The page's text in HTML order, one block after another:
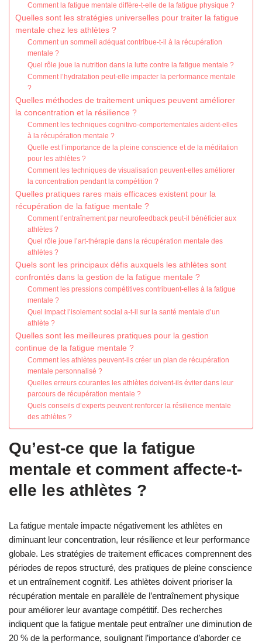
Comment la fatigue mentale diffère-t-elle de la fatigue physique ?
Quelles sont les stratégies universelles pour traiter la fatigue
mentale chez les athlètes ?
Comment un sommeil adéquat contribue-t-il à la récupération
mentale ?
Quel rôle joue la nutrition dans la lutte contre la fatigue mentale ?
Comment l’hydratation peut-elle impacter la performance mentale
?
Quelles méthodes de traitement uniques peuvent améliorer
la concentration et la résilience ?
Comment les techniques cognitivo-comportementales aident-elles
à la récupération mentale ?
Quelle est l’importance de la pleine conscience et de la méditation
pour les athlètes ?
Comment les techniques de visualisation peuvent-elles améliorer
la concentration pendant la compétition ?
Quelles pratiques rares mais efficaces existent pour la
récupération de la fatigue mentale ?
Comment l’entraînement par neurofeedback peut-il bénéficier aux
athlètes ?
Quel rôle joue l’art-thérapie dans la récupération mentale des
athlètes ?
Quels sont les principaux défis auxquels les athlètes sont
confrontés dans la gestion de la fatigue mentale ?
Comment les pressions compétitives contribuent-elles à la fatigue
mentale ?
Quel impact l’isolement social a-t-il sur la santé mentale d’un
athlète ?
Quelles sont les meilleures pratiques pour la gestion
continue de la fatigue mentale ?
Comment les athlètes peuvent-ils créer un plan de récupération
mentale personnalisé ?
Quelles erreurs courantes les athlètes doivent-ils éviter dans leur
parcours de récupération mentale ?
Quels conseils d’experts peuvent renforcer la résilience mentale
des athlètes ?
Qu’est-ce que la fatigue
mentale et comment affecte-t-
elle les athlètes ?
La fatigue mentale impacte négativement les athlètes en
diminuant leur concentration, leur résilience et leur performance
globale. Les stratégies de traitement efficaces comprennent des
périodes de repos structuré, des pratiques de pleine conscience
et un entraînement cognitif. Les athlètes doivent prioriser la
récupération mentale en parallèle de l’entraînement physique
pour améliorer leur avantage compétitif. Des recherches
indiquent que la fatigue mentale peut entraîner une diminution de
20 % de la performance, soulignant l’importance d’aborder ce